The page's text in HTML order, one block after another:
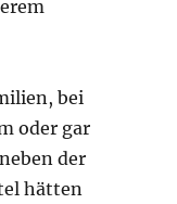
bei
oder gar
der
hätten